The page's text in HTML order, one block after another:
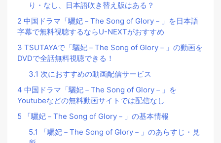
り・なし、日本語吹き替え版はある？
2 中国ドラマ「驪妃－The Song of Glory－」を日本語
字幕で無料視聴するならU-NEXTがおすすめ
3 TSUTAYAで「驪妃－The Song of Glory－」の動画を
DVDで全話無料視聴できる！
3.1 次におすすめの動画配信サービス
4 中国ドラマ「驪妃－The Song of Glory－」を
Youtubeなどの無料動画サイトでは配信なし
5 「驪妃－The Song of Glory－」の基本情報
5.1 「驪妃－The Song of Glory－」のあらすじ・見